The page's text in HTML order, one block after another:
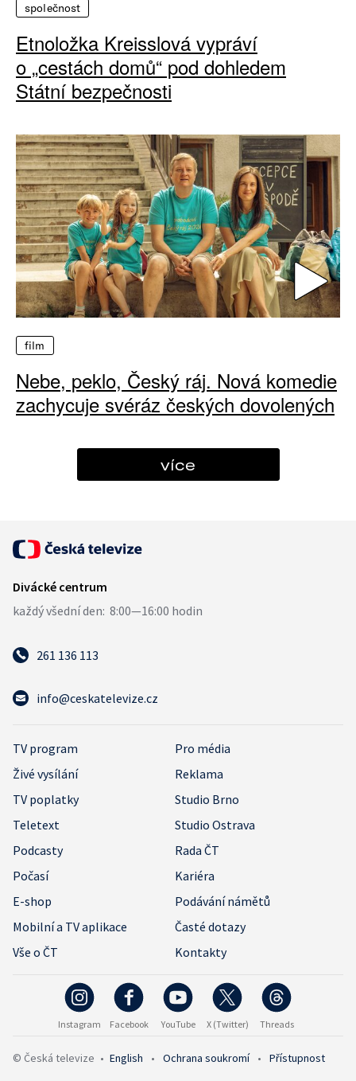
společnost
Etnoložka Kreisslová vypráví
o „cestách domů“ pod dohledem
Státní bezpečnosti
film
Nebe, peklo, Český ráj. Nová komedie
zachycuje svéráz českých dovolených
více
261 136 113
info@ceskatelevize.cz
TV program
Pro média
Živé vysílání
Reklama
TV poplatky
Studio Brno
Teletext
Studio Ostrava
Podcasty
Rada ČT
Počasí
Kariéra
E-shop
Podávání námětů
Mobilní a TV aplikace
Časté dotazy
Vše o ČT
Kontakty
Instagram Facebook YouTube X (Twitter) Threads
© Česká televize • English • Ochrana soukromí • Přístupnost